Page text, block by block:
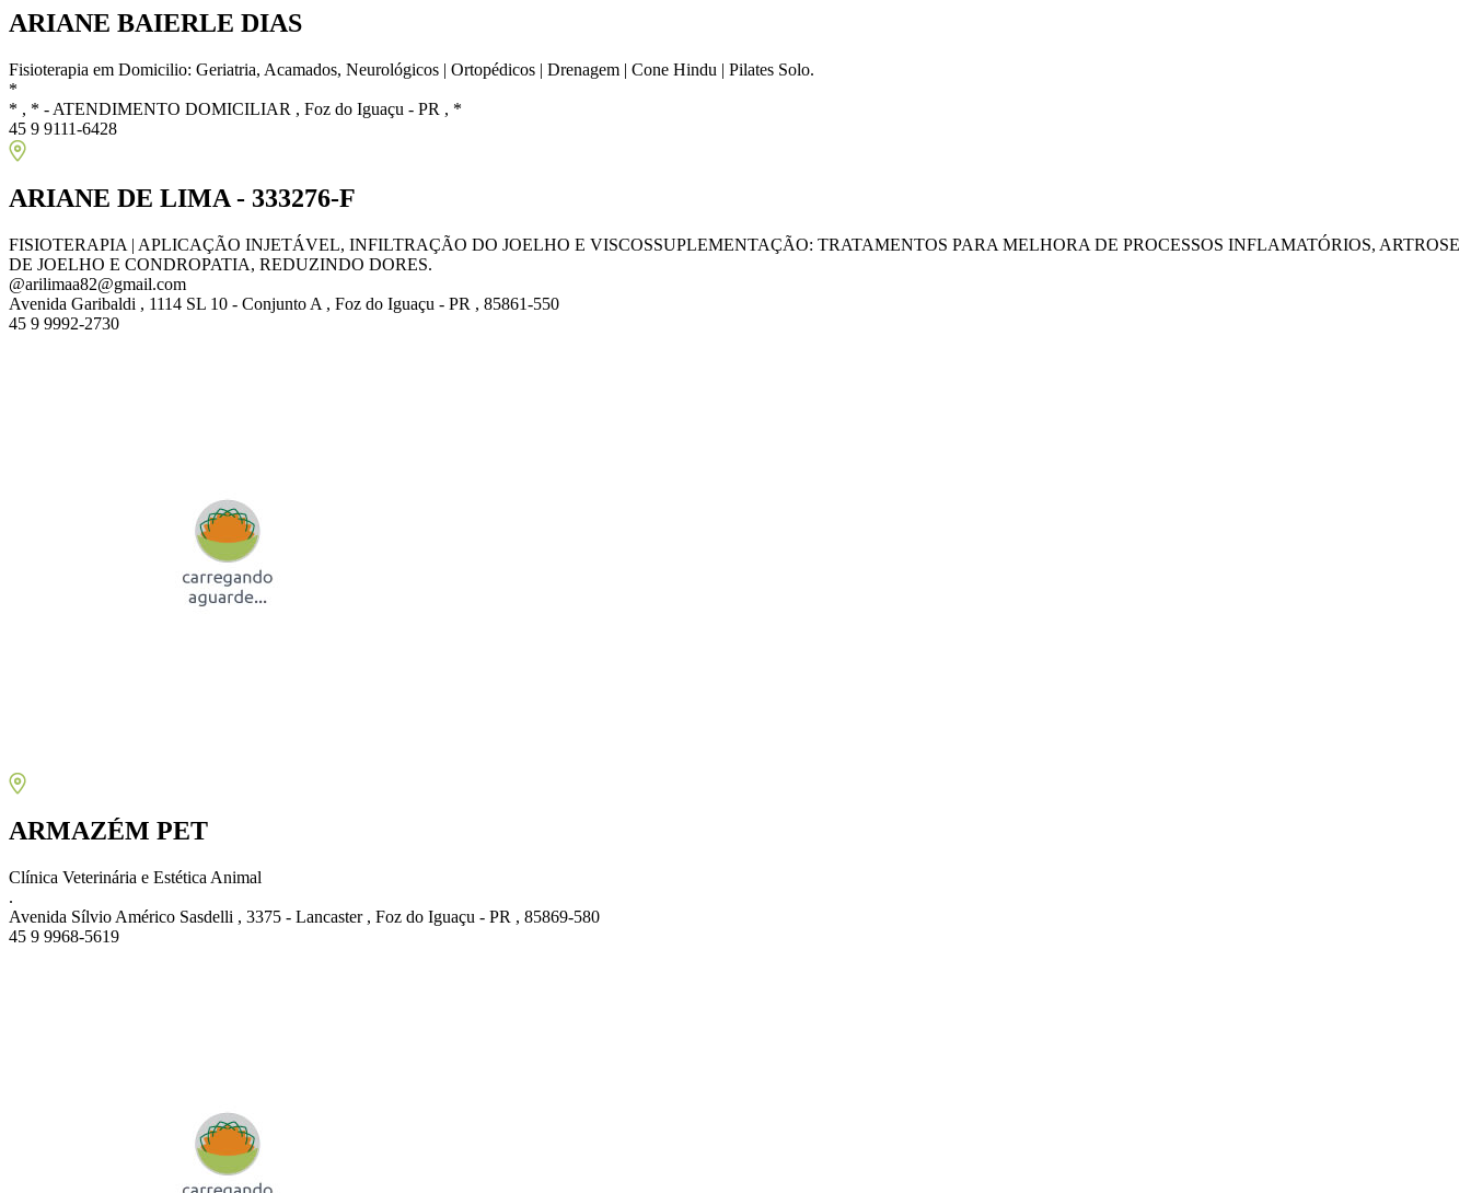
ARIANE BAIERLE DIAS
Fisioterapia em Domicilio: Geriatria, Acamados, Neurológicos | Ortopédicos | Drenagem | Cone Hindu | Pilates Solo.
*
* , * - ATENDIMENTO DOMICILIAR , Foz do Iguaçu - PR , *
45 9 9111-6428
ARIANE DE LIMA - 333276-F
FISIOTERAPIA | APLICAÇÃO INJETÁVEL, INFILTRAÇÃO DO JOELHO E VISCOSSUPLEMENTAÇÃO: TRATAMENTOS PARA MELHORA DE PROCESSOS INFLAMATÓRIOS, ARTROSE
DE JOELHO E CONDROPATIA, REDUZINDO DORES.
@arilimaa82@gmail.com
Avenida Garibaldi , 1114 SL 10 - Conjunto A , Foz do Iguaçu - PR , 85861-550
45 9 9992-2730
ARMAZÉM PET
Clínica Veterinária e Estética Animal
.
Avenida Sílvio Américo Sasdelli , 3375 - Lancaster , Foz do Iguaçu - PR , 85869-580
45 9 9968-5619